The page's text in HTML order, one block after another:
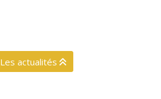
Les actualités